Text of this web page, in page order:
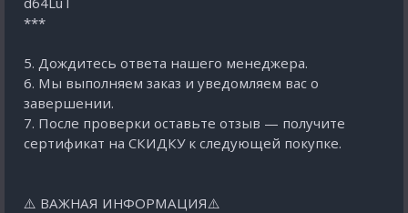
***
5. Дождитесь ответа нашего менеджера.
6. Мы выполняем заказ и уведомляем вас о
завершении.
7. После проверки оставьте отзыв — получите
сертификат на СКИДКУ к следующей покупке.
⚠️ ВАЖНАЯ ИНФОРМАЦИЯ⚠️